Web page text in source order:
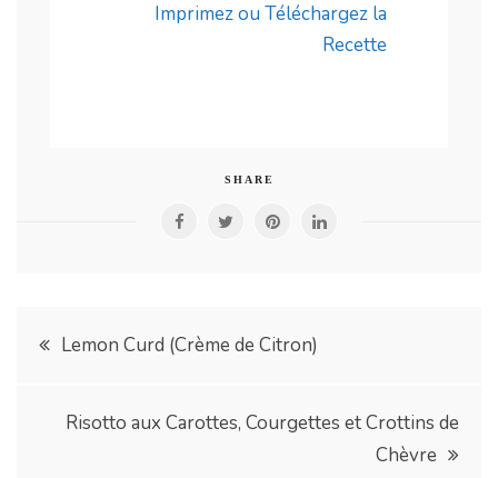
Imprimez ou Téléchargez la
Recette
SHARE
Navigation
Lemon Curd (Crème de Citron)
Risotto aux Carottes, Courgettes et Crottins de
Chèvre